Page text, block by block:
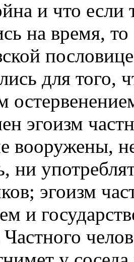
и что
на время,
для того,
эгоизм
вооружены,
ни
эгоизм
и